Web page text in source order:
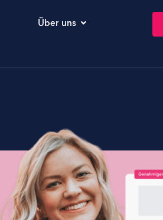
Über uns